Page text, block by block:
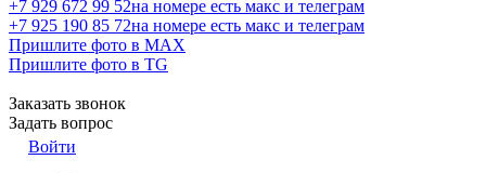
+7 929 672 99 52на номере есть макс и телеграм
+7 925 190 85 72на номере есть макс и телеграм
Пришлите фото в MAX
Пришлите фото в TG
Заказать звонок
Задать вопрос
Войти